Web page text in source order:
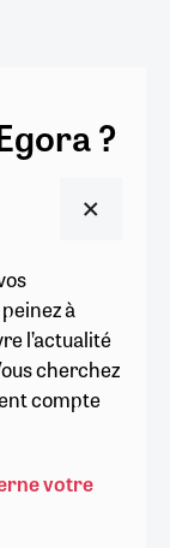
?
à
l’actualité
cherchez
compte
votre